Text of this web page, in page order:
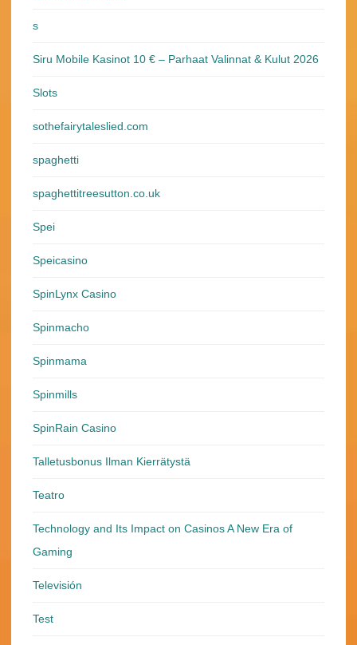
s
Siru Mobile Kasinot 10 € – Parhaat Valinnat & Kulut 2026
Slots
sothefairytaleslied.com
spaghetti
spaghettitreesutton.co.uk
Spei
Speicasino
SpinLynx Casino
Spinmacho
Spinmama
Spinmills
SpinRain Casino
Talletusbonus Ilman Kierrätystä
Teatro
Technology and Its Impact on Casinos A New Era of
Gaming
Televisión
Test